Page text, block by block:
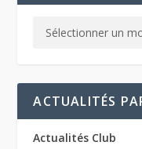
ACTUALITÉS
Actualités Club